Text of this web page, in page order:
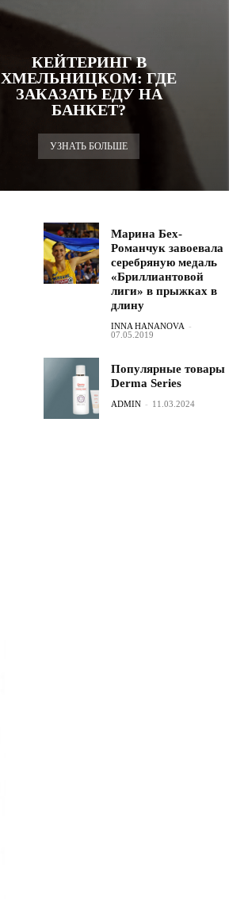
КЕЙТЕРИНГ В
ХМЕЛЬНИЦКОМ: ГДЕ
ЗАКАЗАТЬ ЕДУ НА
БАНКЕТ?
УЗНАТЬ БОЛЬШЕ
Марина Бех-
Романчук завоевала
серебряную медаль
«Бриллиантовой
лиги» в прыжках в
длину
INNA HANANOVA -
07.05.2019
Популярные товары
Derma Series
ADMIN - 11.03.2024